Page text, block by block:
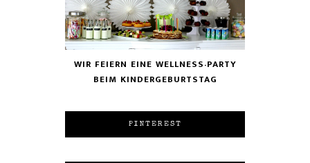
WIR FEIERN EINE WELLNESS-PARTY
BEIM KINDERGEBURTSTAG
PINTEREST